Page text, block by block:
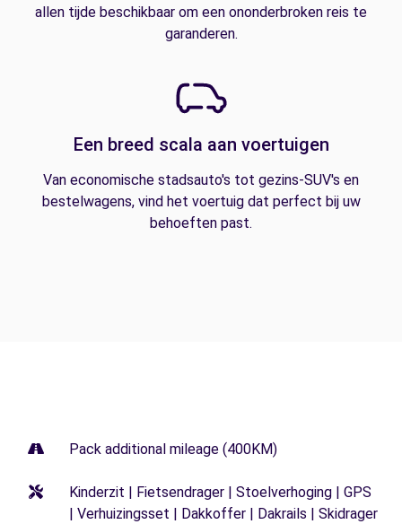
allen tijde beschikbaar om een ononderbroken reis te
garanderen.
Een breed scala aan voertuigen
Van economische stadsauto's tot gezins-SUV's en
bestelwagens, vind het voertuig dat perfect bij uw
behoeften past.
Pack additional mileage (400KM)
Kinderzit | Fietsendrager | Stoelverhoging | GPS
| Verhuizingsset | Dakkoffer | Dakrails | Skidrager